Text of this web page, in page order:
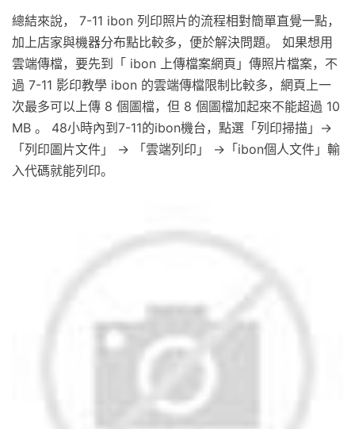
總結來說， 7-11 ibon 列印照片的流程相對簡單直覺一點，
加上店家與機器分布點比較多，便於解決問題。 如果想用
雲端傳檔，要先到「 ibon 上傳檔案網頁」傳照片檔案，不
過 7-11 影印教學 ibon 的雲端傳檔限制比較多，網頁上一
次最多可以上傳 8 個圖檔，但 8 個圖檔加起來不能超過 10
MB 。 48小時內到7-11的ibon機台，點選「列印掃描」→
「列印圖片文件」 → 「雲端列印」 →「ibon個人文件」輸
入代碼就能列印。